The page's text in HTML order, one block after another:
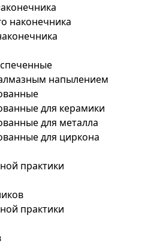
наконечника
напылением
для керамики
для металла
для циркона
практики
практики